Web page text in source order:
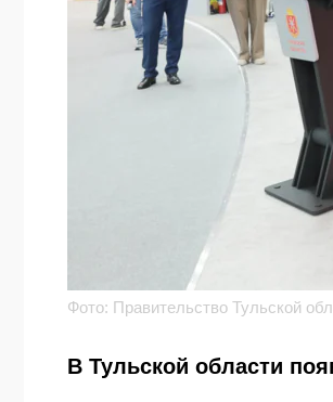
Фото: Правительство Тульской
В Тульской области